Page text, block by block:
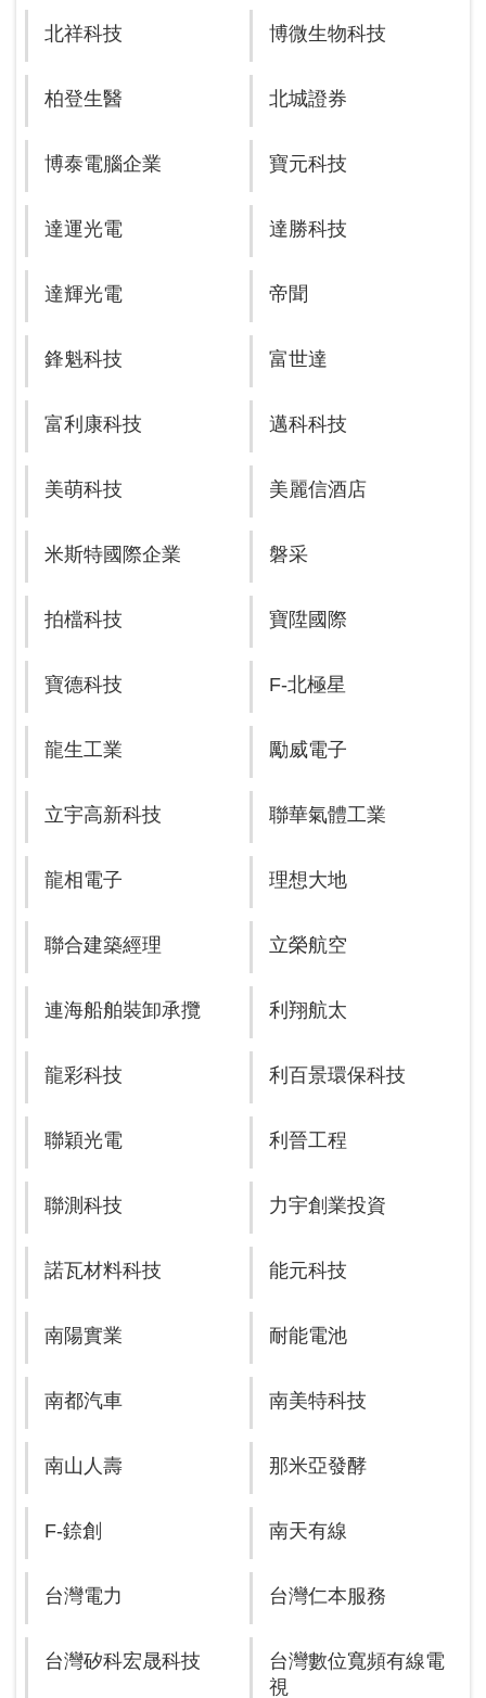
北祥科技 博微生物科技
柏登生醫 北城證券
博泰電腦企業 寶元科技
達運光電 達勝科技
達輝光電 帝聞
鋒魁科技 富世達
富利康科技 邁科科技
美萌科技 美麗信酒店
米斯特國際企業 磐采
拍檔科技 寶陞國際
寶德科技 F-北極星
龍生工業 勵威電子
立宇高新科技 聯華氣體工業
龍相電子 理想大地
聯合建築經理 立榮航空
連海船舶裝卸承攬 利翔航太
龍彩科技 利百景環保科技
聯穎光電 利晉工程
聯測科技 力宇創業投資
諾瓦材料科技 能元科技
南陽實業 耐能電池
南都汽車 南美特科技
南山人壽 那米亞發酵
F-錼創 南天有線
台灣電力 台灣仁本服務
台灣矽科宏晟科技
台灣數位寬頻有線電
視